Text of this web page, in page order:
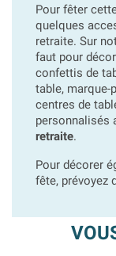
Pour fêter
quelques
retraite. Sur
faut pour
confettis de
table, marque-
centres de
personnalisés
retraite.
Pour décorer
fête, prévoyez